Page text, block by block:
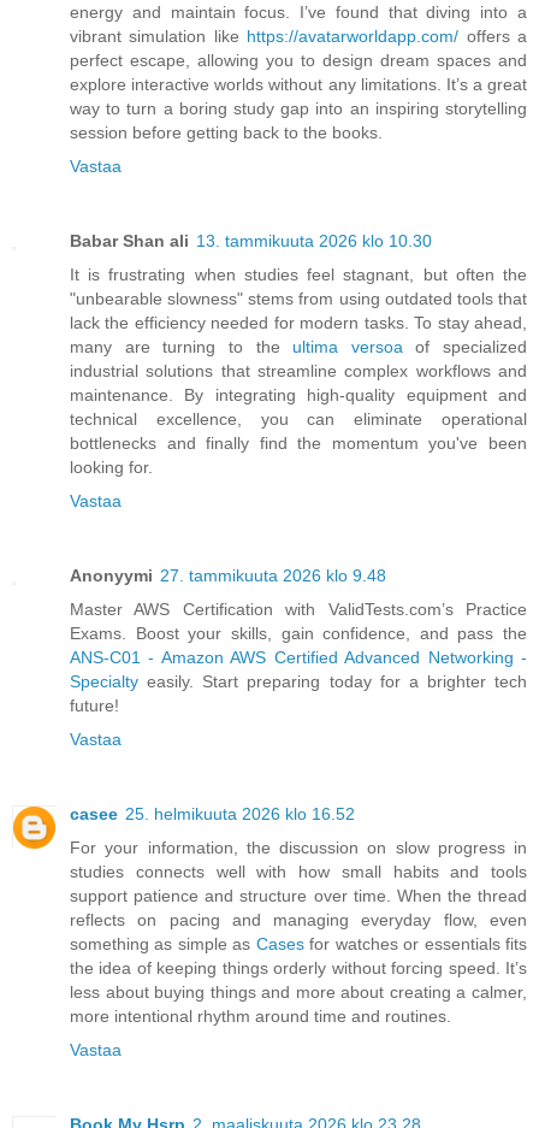
energy and maintain focus. I’ve found that diving into a
vibrant simulation like https://avatarworldapp.com/ offers a
perfect escape, allowing you to design dream spaces and
explore interactive worlds without any limitations. It’s a great
way to turn a boring study gap into an inspiring storytelling
session before getting back to the books.
Vastaa
Babar Shan ali 13. tammikuuta 2026 klo 10.30
It is frustrating when studies feel stagnant, but often the
"unbearable slowness" stems from using outdated tools that
lack the efficiency needed for modern tasks. To stay ahead,
many are turning to the ultima versoaof specialized
industrial solutions that streamline complex workflows and
maintenance. By integrating high-quality equipment and
technical excellence, you can eliminate operational
bottlenecks and finally find the momentum you've been
looking for.
Vastaa
Anonyymi 27. tammikuuta 2026 klo 9.48
Master AWS Certification with ValidTests.com’s Practice
Exams. Boost your skills, gain confidence, and pass the
ANS-C01 - Amazon AWS Certified Advanced Networking -
Specialty easily. Start preparing today for a brighter tech
future!
Vastaa
casee 25. helmikuuta 2026 klo 16.52
For your information, the discussion on slow progress in
studies connects well with how small habits and tools
support patience and structure over time. When the thread
reflects on pacing and managing everyday flow, even
something as simple as Casesfor watches or essentials fits
the idea of keeping things orderly without forcing speed. It’s
less about buying things and more about creating a calmer,
more intentional rhythm around time and routines.
Vastaa
Book My Hsrp 2. maaliskuuta 2026 klo 23.28